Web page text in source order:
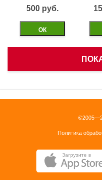
500 pуб.
ОК
Политика
Загрузите в